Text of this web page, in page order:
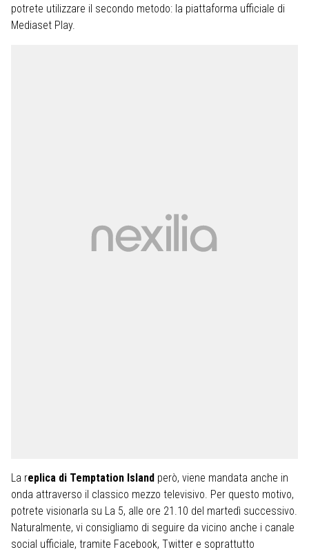
potrete utilizzare il secondo metodo: la piattaforma ufficiale di
Mediaset Play.
La replica di Temptation Island però, viene mandata anche in
onda attraverso il classico mezzo televisivo. Per questo motivo,
potrete visionarla su La 5, alle ore 21.10 del martedì successivo.
Naturalmente, vi consigliamo di seguire da vicino anche i canale
social ufficiale, tramite Facebook, Twitter e soprattutto